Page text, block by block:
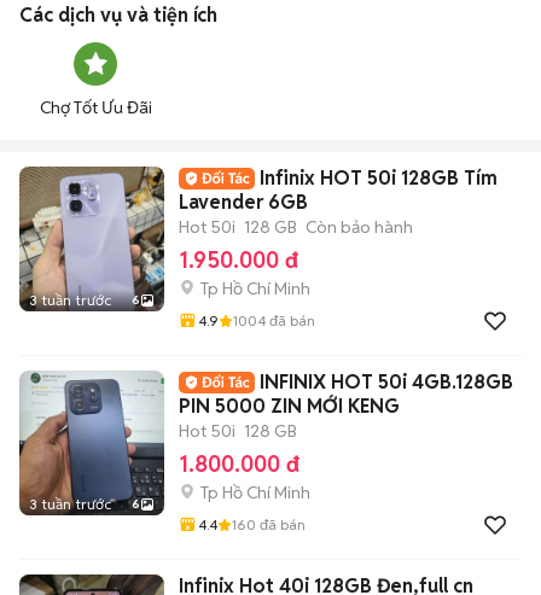
Các dịch vụ và tiện ích
Chợ Tốt Ưu Đãi
3 tuần trước 6
Infinix HOT 50i 128GB Tím
Lavender 6GB
Hot 50i 128 GB Còn bảo hành
1.950.000 đ
Tp Hồ Chí Minh
4.9 1004 đã bán
3 tuần trước 6
INFINIX HOT 50i 4GB.128GB
PIN 5000 ZIN MỚI KENG
Hot 50i 128 GB
1.800.000 đ
Tp Hồ Chí Minh
4.4 160 đã bán
Infinix Hot 40i 128GB Đen,full cn